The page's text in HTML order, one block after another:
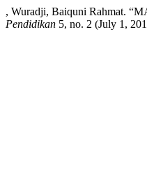
, Wuradji, Baiquni Rahmat.
Pendidikan 5, no. 2 (July 1,